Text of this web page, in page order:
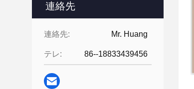
連絡先
連絡先: Mr. Huang
テレ: 86--18833439456